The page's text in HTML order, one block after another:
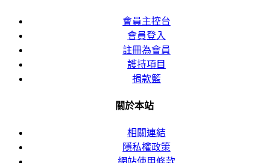
會員主控台
會員登入
註冊為會員
護持項目
捐款籃
關於本站
相關連結
隱私權政策